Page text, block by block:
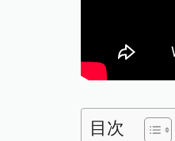
目次